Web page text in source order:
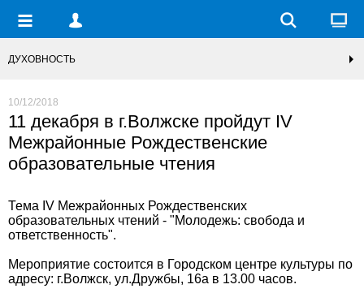
ДУХОВНОСТЬ
10/12/2018
11 декабря в г.Волжске пройдут IV
Межрайонные Рождественские
образовательные чтения
Тема IV Межрайонных Рождественских
образовательных чтений - "Молодежь: свобода и
ответственность".
Мероприятие состоится в Городском центре культуры по
адресу: г.Волжск, ул.Дружбы, 16а в 13.00 часов.